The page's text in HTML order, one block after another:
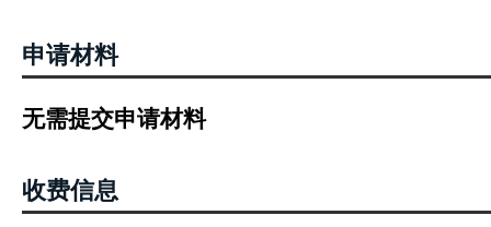
申请材料
无需提交申请材料
收费信息